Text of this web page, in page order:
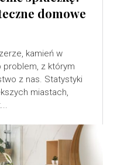
domowe
kamień w
problem, z którym
z nas. Statystyki
miastach,